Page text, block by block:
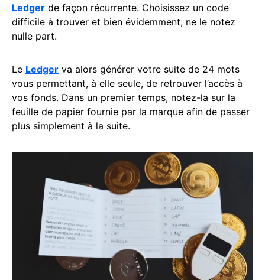
Ledger de façon récurrente. Choisissez un code
difficile à trouver et bien évidemment, ne le notez
nulle part.
Le Ledger va alors générer votre suite de 24 mots
vous permettant, à elle seule, de retrouver l’accès à
vos fonds. Dans un premier temps, notez-la sur la
feuille de papier fournie par la marque afin de passer
plus simplement à la suite.